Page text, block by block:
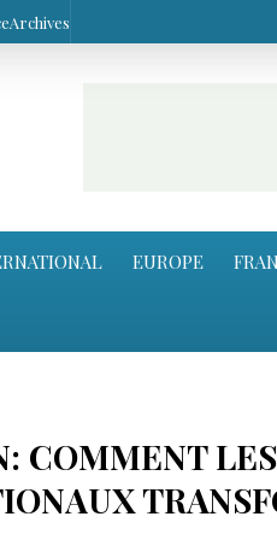
Archives
EUROPE
COMMENT LES